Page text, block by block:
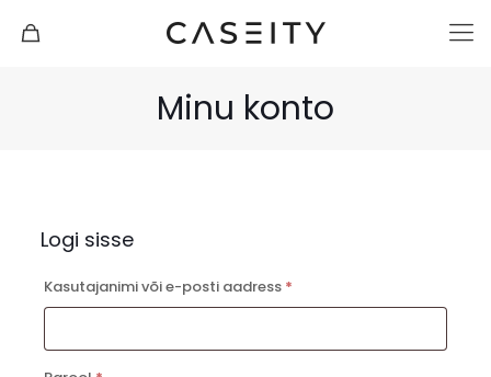
Minu konto
Logi sisse
Kasutajanimi või e-posti aadress *Nõutud